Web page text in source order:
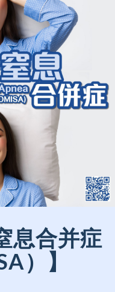
息合并症
）】